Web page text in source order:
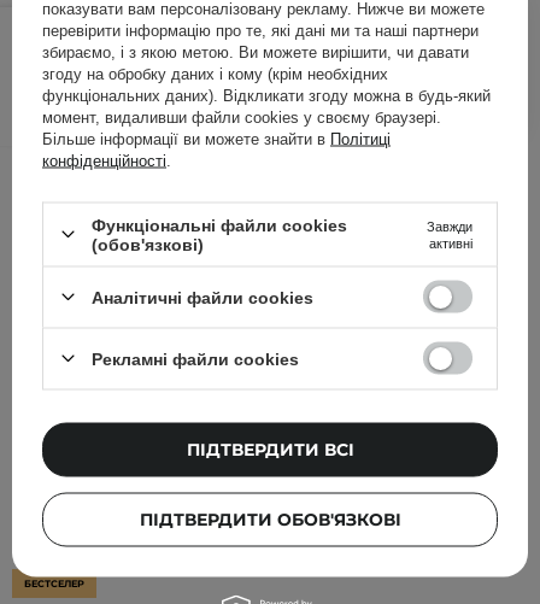
626,00 ГРН 659,00 ГРН /шт.
ДОДАТИ ДО КОШИКА
Інші клієнти також перевіряли
БЕСТСЕЛЕР
показувати вам персоналізовану рекламу. Нижче ви можете
перевірити інформацію про те, які дані ми та наші партнери
збираємо, і з якою метою. Ви можете вирішити, чи давати
згоду на обробку даних і кому (крім необхідних
функціональних даних). Відкликати згоду можна в будь-який
момент, видаливши файли cookies у своєму браузері.
Більше інформації ви можете знайти в Політиці
конфіденційності
Функціональні файли cookies
(обов'язкові)
Завжди
активні
Аналітичні файли cookies
Рекламні файли cookies
ПІДТВЕРДИТИ ОБОВ'ЯЗКОВІ
ПІДТВЕРДИТИ ВСІ